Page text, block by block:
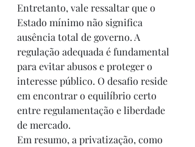
Entretanto, vale ressaltar que o
Estado mínimo não significa
ausência total de governo. A
regulação adequada é fundamental
para evitar abusos e proteger o
interesse público. O desafio reside
em encontrar o equilíbrio certo
entre regulamentação e liberdade
de mercado.
Em resumo, a privatização, como